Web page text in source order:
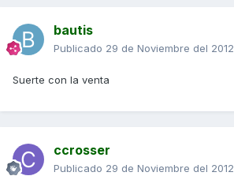
bautis
Publicado 29 de Noviembre del 2012
Suerte con la venta
ccrosser
Publicado 29 de Noviembre del 2012